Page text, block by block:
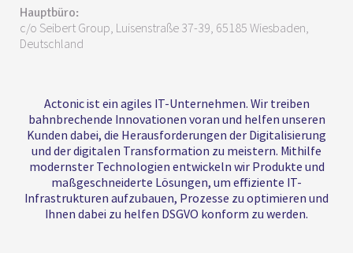
Hauptbüro:
c/o Seibert Group, Luisenstraße 37-39, 65185 Wiesbaden,
Deutschland
Actonic ist ein agiles IT-Unternehmen. Wir treiben
bahnbrechende Innovationen voran und helfen unseren
Kunden dabei, die Herausforderungen der Digitalisierung
und der digitalen Transformation zu meistern. Mithilfe
modernster Technologien entwickeln wir Produkte und
maßgeschneiderte Lösungen, um effiziente IT-
Infrastrukturen aufzubauen, Prozesse zu optimieren und
Ihnen dabei zu helfen DSGVO konform zu werden.